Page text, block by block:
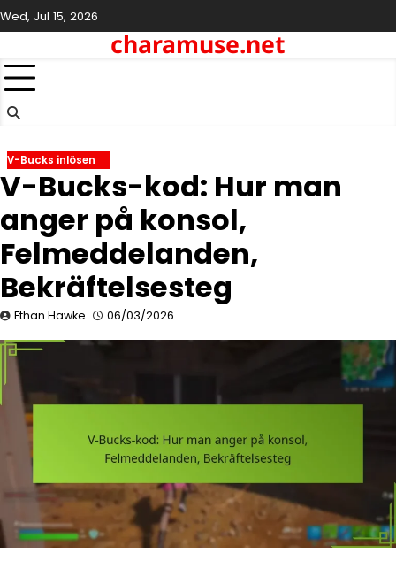
Skip
to
Wed, Jul 15, 2026
charamuse.net
V-Bucks inlösen
V-Bucks-kod: Hur man
anger på konsol,
Felmeddelanden,
Bekräftelsesteg
Ethan Hawke 06/03/2026